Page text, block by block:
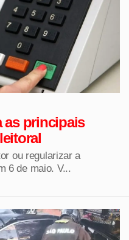
as principais
ou regularizar a
6 de maio. V...